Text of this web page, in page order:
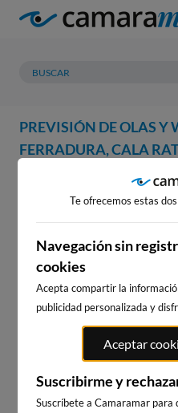
PREVISIÓN DE OLAS Y
FERRADURA, CALA
PREVISIÓN
WEBCAM SA
CALA RATJADA
WEBCAMS
Te ofrecemos estas
Navegación sin
cookies
Acepta compartir la
publicidad personalizada y
Aceptar
Suscribirme y
Suscríbete a Camaramar